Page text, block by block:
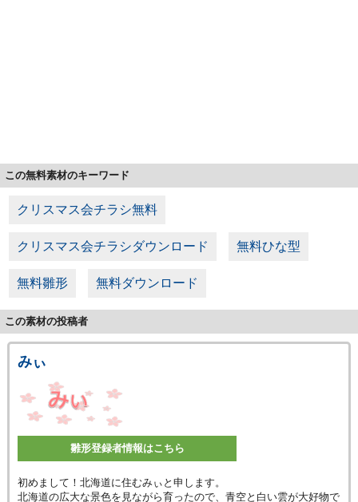
この無料素材のキーワード
クリスマス会チラシ無料
クリスマス会チラシダウンロード 無料ひな型
無料雛形 無料ダウンロード
この素材の投稿者
みぃ
雛形登録者情報はこちら
初めまして！北海道に住むみぃと申します。
北海道の広大な景色を見ながら育ったので、青空と白い雲が大好物で